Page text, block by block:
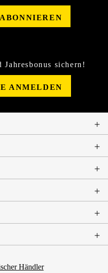
sichern!
ANMELDEN